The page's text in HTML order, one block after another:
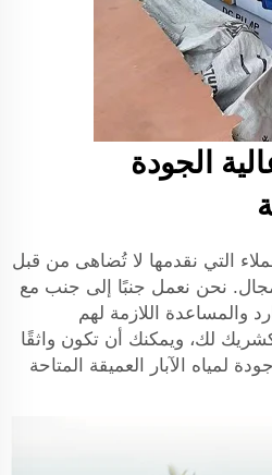
الجودة
التي نقدمها لا تُضاهى من قبل
نحن نعمل جنبًا إلى جنب مع
والمساعدة اللازمة لهم
كشريك لك، ويمكنك أن تكون واثقًا
الآبار العميقة المتاحة